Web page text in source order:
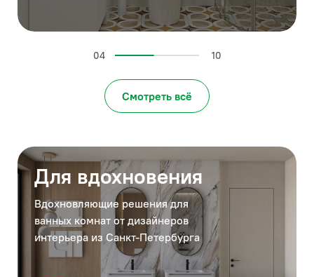
04 10
Смотреть всё
Для вдохновения
Вдохновляющие решения для
ванных комнат от дизайнеров
интерьера из Санкт-Петербурга